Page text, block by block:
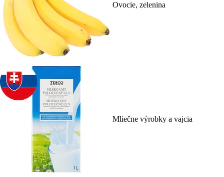
Ovocie, zelenina
Mliečne výrobky a vajcia